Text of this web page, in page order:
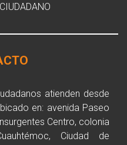
atienden desde
en: avenida Paseo
Centro, colonia
Ciudad de